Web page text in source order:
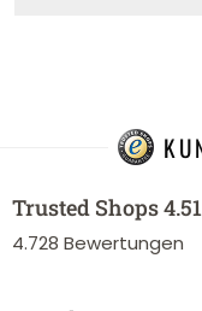
Trusted Shops4.51
4.728 Bewertungen